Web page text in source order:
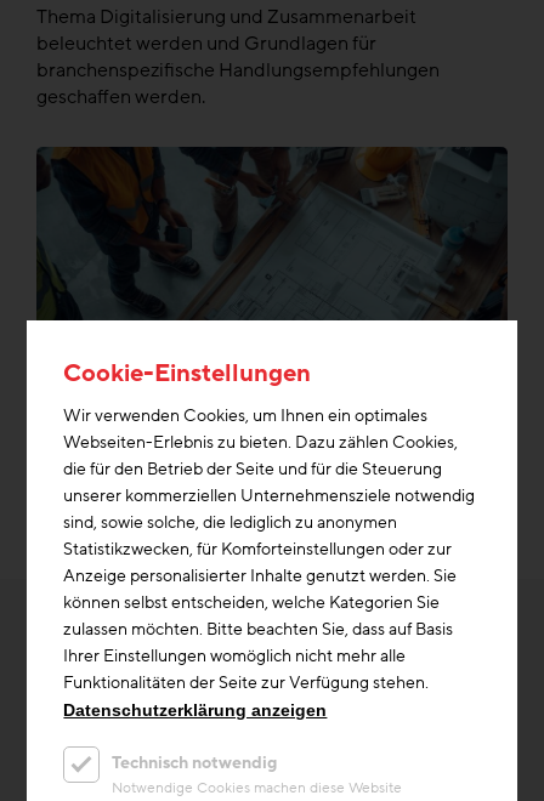
Thema Digitalisierung und Zusammenarbeit
beleuchtet werden und Grundlagen für
branchenspezifische Handlungsempfehlungen
geschaffen werden.
WEITERE INTERESSANTE
BEITRÄGE AUS DER
Cookie-Einstellungen
Wir verwenden Cookies, um Ihnen ein optimales
Webseiten-Erlebnis zu bieten. Dazu zählen Cookies,
die für den Betrieb der Seite und für die Steuerung
unserer kommerziellen Unternehmensziele notwendig
sind, sowie solche, die lediglich zu anonymen
Statistikzwecken, für Komforteinstellungen oder zur
Anzeige personalisierter Inhalte genutzt werden. Sie
können selbst entscheiden, welche Kategorien Sie
zulassen möchten. Bitte beachten Sie, dass auf Basis
Ihrer Einstellungen womöglich nicht mehr alle
Funktionalitäten der Seite zur Verfügung stehen.
Datenschutzerklärung anzeigen
Technisch notwendig
Notwendige Cookies machen diese Website